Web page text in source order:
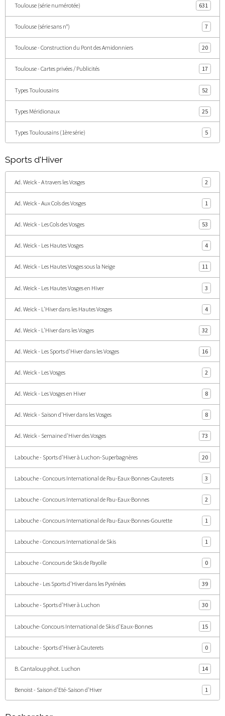
Toulouse (série numérotée) 631
Toulouse (série sans n°) 7
Toulouse - Construction du Pont des Amidonniers 20
Toulouse - Cartes privées / Publicités 17
Types Toulousains 52
Types Méridionaux 25
Types Toulousains (1ère série) 5
Sports d'Hiver
Ad. Weick - A travers les Vosges 2
Ad. Weick - Aux Cols des Vosges 1
Ad. Weick - Les Cols des Vosges 53
Ad. Weick - Les Hautes Vosges 4
Ad. Weick - Les Hautes Vosges sous la Neige 11
Ad. Weick - Les Hautes Vosges en Hiver 3
Ad. Weick - L'Hiver dans les Hautes Vosges 4
Ad. Weick - L'Hiver dans les Vosges 32
Ad. Weick - Les Sports d'Hiver dans les Vosges 16
Ad. Weick - Les Vosges 2
Ad. Weick - Les Vosges en Hiver 8
Ad. Weick - Saison d'Hiver dans les Vosges 8
Ad. Weick - Semaine d'Hiver des Vosges 73
Labouche - Sports d'Hiver à Luchon-Superbagnères 20
Labouche - Concours International de Pau-Eaux·Bonnes-Cauterets 3
Labouche - Concours International de Pau-Eaux·Bonnes 2
Labouche - Concours International de Pau-Eaux·Bonnes-Gourette 1
Labouche - Concours International de Skis 1
Labouche - Concours de Skis de Payolle 0
Labouche - Les Sports d'Hiver dans les Pyrénées 39
Labouche - Sports d'Hiver à Luchon 30
Labouche- Concours International de Skis d'Eaux-Bonnes 15
Labouche - Sports d'Hiver à Cauterets 0
B. Cantaloup phot. Luchon 14
Benoist - Saison d'Eté-Saison d'Hiver 1